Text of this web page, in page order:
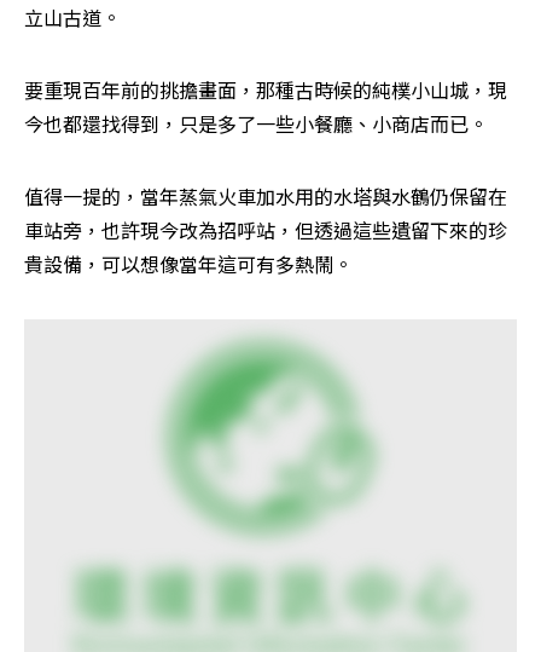
立山古道。
要重現百年前的挑擔畫面，那種古時候的純樸小山城，現
今也都還找得到，只是多了一些小餐廳、小商店而已。
值得一提的，當年蒸氣火車加水用的水塔與水鶴仍保留在
車站旁，也許現今改為招呼站，但透過這些遺留下來的珍
貴設備，可以想像當年這可有多熱鬧。